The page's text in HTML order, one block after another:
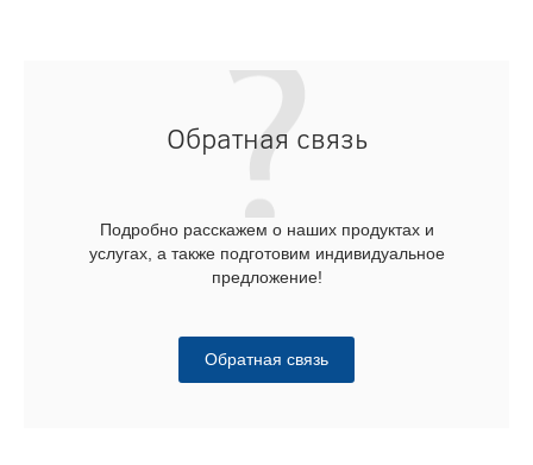
Обратная связь
Подробно расскажем о наших продуктах и
услугах, а также подготовим индивидуальное
предложение!
Обратная связь